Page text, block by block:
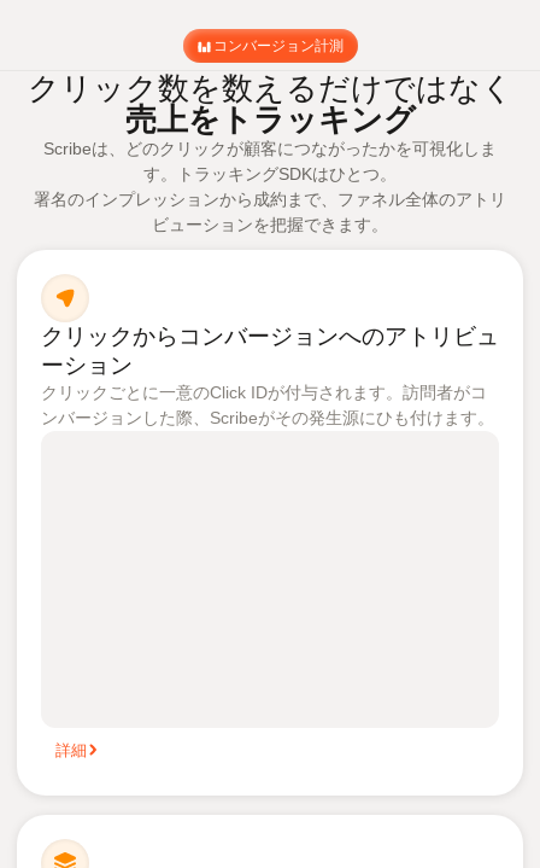
コンバージョン計測
クリック数を数えるだけではなく
売上をトラッキング
Scribeは、どのクリックが顧客につながったかを可視化しま
す。トラッキングSDKはひとつ。
署名のインプレッションから成約まで、ファネル全体のアトリ
ビューションを把握できます。
クリックからコンバージョンへのアトリビュ
ーション
クリックごとに一意のClick IDが付与されます。訪問者がコ
ンバージョンした際、Scribeがその発生源にひも付けます。
詳細